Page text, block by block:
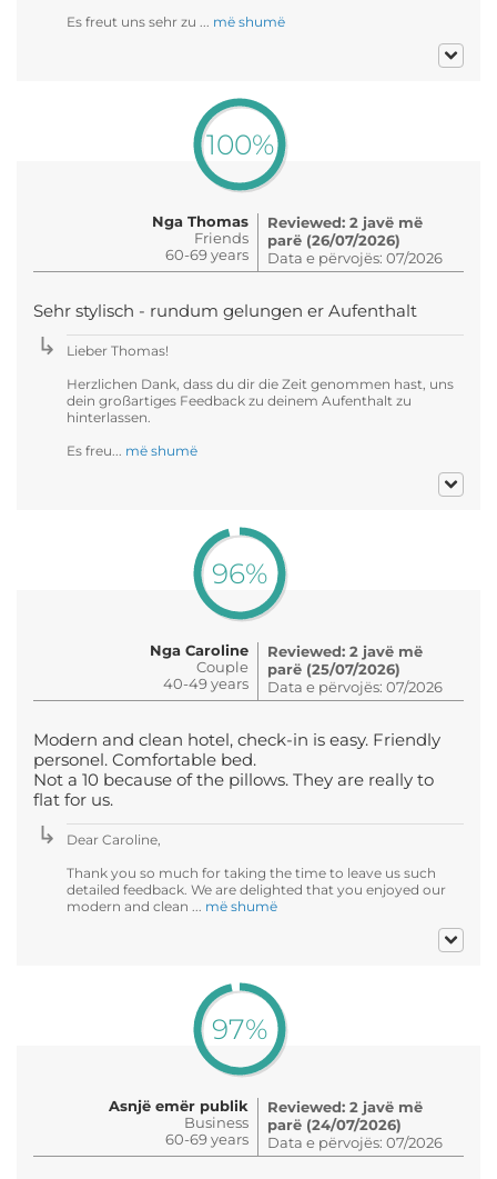
Es freut uns sehr zu ... më shumë
100%
Nga Thomas
Friends
60-69 years
Reviewed: 2 javë më
parë (26/07/2026)
Data e përvojës: 07/2026
Sehr stylisch - rundum gelungen er Aufenthalt
Lieber Thomas!
Herzlichen Dank, dass du dir die Zeit genommen hast, uns
dein großartiges Feedback zu deinem Aufenthalt zu
hinterlassen.
Es freu... më shumë
96%
Nga Caroline
Couple
40-49 years
Reviewed: 2 javë më
parë (25/07/2026)
Data e përvojës: 07/2026
Modern and clean hotel, check-in is easy. Friendly
personel. Comfortable bed.
Not a 10 because of the pillows. They are really to
flat for us.
Dear Caroline,
Thank you so much for taking the time to leave us such
detailed feedback. We are delighted that you enjoyed our
modern and clean ... më shumë
97%
Asnjë emër publik
Business
60-69 years
Reviewed: 2 javë më
parë (24/07/2026)
Data e përvojës: 07/2026